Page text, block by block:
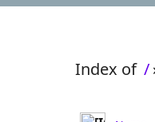
Index of /